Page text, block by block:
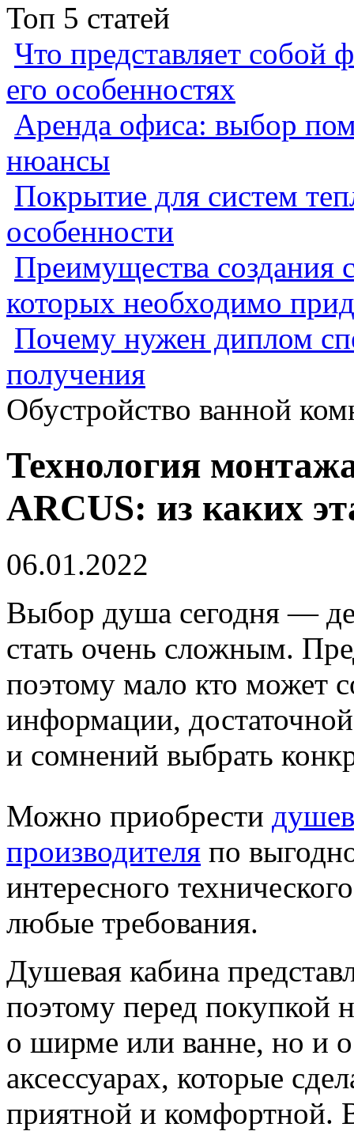
Топ 5 статей
Что представляет собой
его особенностях
Аренда офиса: выбор
нюансы
Покрытие для систем
особенности
Преимущества создания
которых необходимо
Почему нужен диплом
получения
Обустройство ванной
Технология
ARCUS: из каких
06.01.2022
Выбор душа сегодня —
стать очень сложным.
поэтому мало кто может
информации,
и сомнений выбрать
Можно приобрести
производителя по
интересного
любые требования.
Душевая кабина
поэтому перед покупкой
о ширме или ванне, но и
аксессуарах, которые
приятной и